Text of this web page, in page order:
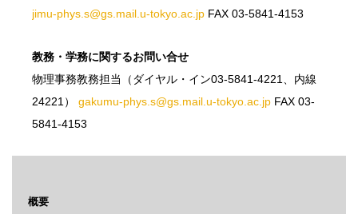
jimu-phys.s@gs.mail.u-tokyo.ac.jp FAX 03-5841-4153
教務・学務に関するお問い合せ
物理事務教務担当（ダイヤル・イン03-5841-4221、内線
24221） gakumu-phys.s@gs.mail.u-tokyo.ac.jp FAX 03-
5841-4153
概要